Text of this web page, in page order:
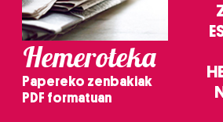
Hemeroteka
Papereko zenbakiak
PDF formatuan